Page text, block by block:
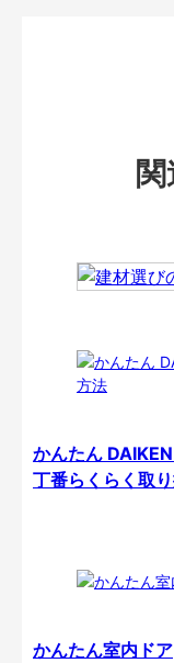
かんたん
丁番らくらく取
かんたん室内ドア